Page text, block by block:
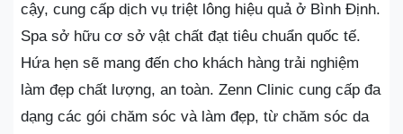
cậy, cung cấp dịch vụ triệt lông hiệu quả ở Bình Định.
Spa sở hữu cơ sở vật chất đạt tiêu chuẩn quốc tế.
Hứa hẹn sẽ mang đến cho khách hàng trải nghiệm
làm đẹp chất lượng, an toàn. Zenn Clinic cung cấp đa
dạng các gói chăm sóc và làm đẹp, từ chăm sóc da